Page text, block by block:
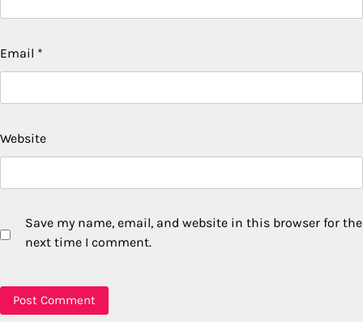
Email *
Website
Save my name, email, and website in this browser for the
next time I comment.